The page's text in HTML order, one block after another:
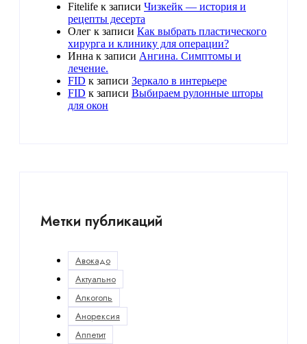
Fitelife к записи Чизкейк — история и
рецепты десерта
Олег к записи Как выбрать пластического
хирурга и клинику для операции?
Инна к записи Ангина. Симптомы и
лечение.
FID к записи Зеркало в интерьере
FID к записи Выбираем рулонные шторы
для окон
Метки публикаций
Авокадо
Актуально
Алкоголь
Анорексия
Аппетит